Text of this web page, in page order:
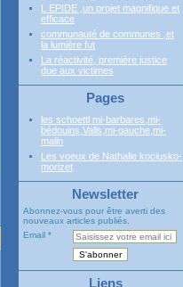
L EPIDE ,un projet magnifique et
efficace
communauté de communes ,et
la lumière fut
La réactivité, première justice
due aux victimes
Pages
les schoettl mi-barbares,mi-
bédouins,Valls,mi-gauche,mi-
malin
Les voeux de Nathalie kociusko-
morizet
Newsletter
Abonnez-vous pour être averti des
nouveaux articles publiés.
Email
Liens